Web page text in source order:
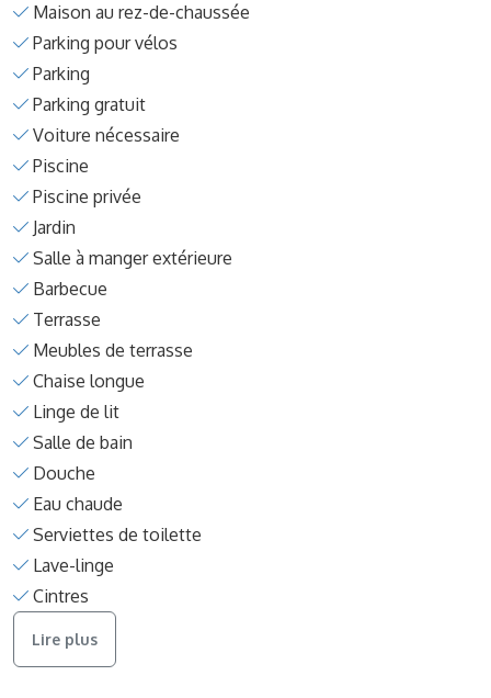
Maison au rez-de-chaussée
Parking pour vélos
Parking
Parking gratuit
Voiture nécessaire
Piscine
Piscine privée
Jardin
Salle à manger extérieure
Barbecue
Terrasse
Meubles de terrasse
Chaise longue
Linge de lit
Salle de bain
Douche
Eau chaude
Serviettes de toilette
Lave-linge
Cintres
Lire plus